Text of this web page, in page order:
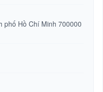
phố Hồ Chí Minh 700000